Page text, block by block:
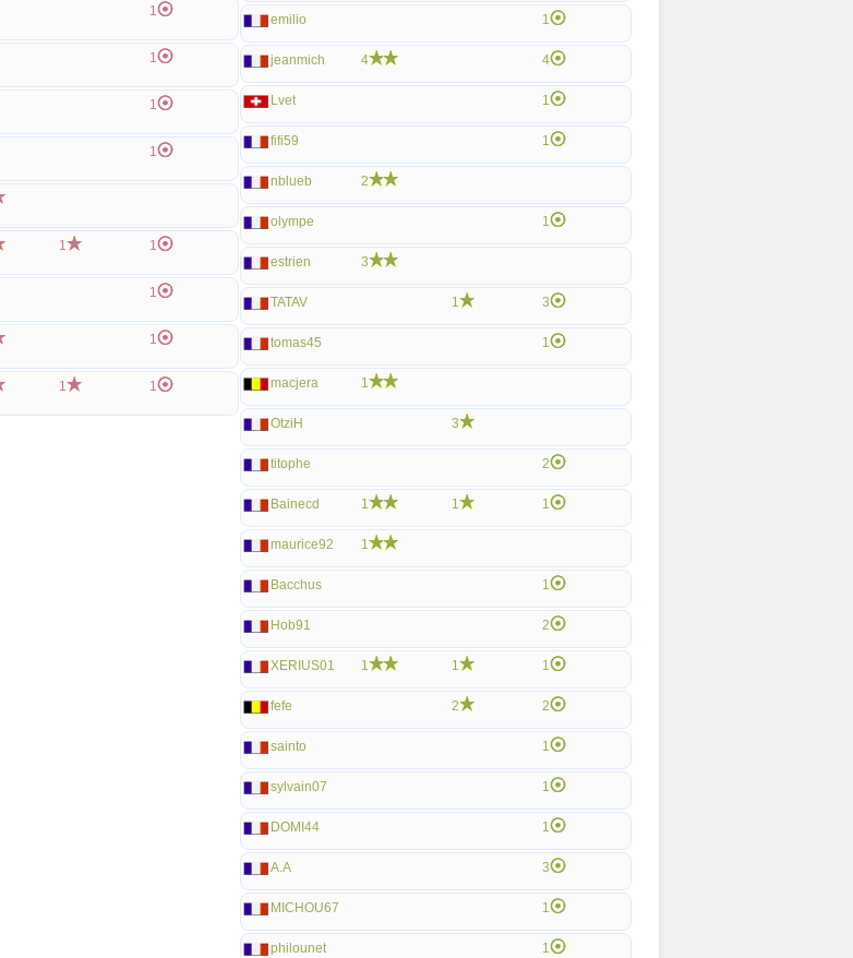
1
1
1
1
1 1
1
1
1 1
emilio 1
jeanmich 4 4
Lvet 1
fifi59 1
nblueb 2
olympe 1
estrien 3
TATAV 1 3
tomas45 1
macjera 1
OtziH 3
titophe 2
Bainecd 1 1 1
maurice92 1
Bacchus 1
Hob91 2
XERIUS01 1 1 1
fefe 2 2
sainto 1
sylvain07 1
DOMI44 1
A.A 3
MICHOU67 1
philounet 1